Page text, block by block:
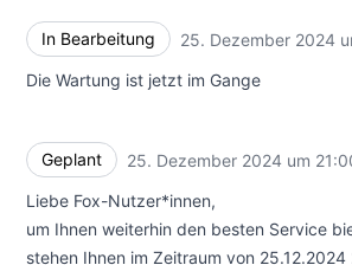
In Bearbeitung 25. Dezember 2024
Die Wartung ist jetzt im Gange
Geplant 25. Dezember 2024 um
Liebe Fox-Nutzer*innen,
um Ihnen weiterhin den besten Service
stehen Ihnen im Zeitraum von